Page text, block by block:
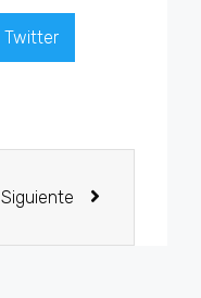
Twitter
Siguiente